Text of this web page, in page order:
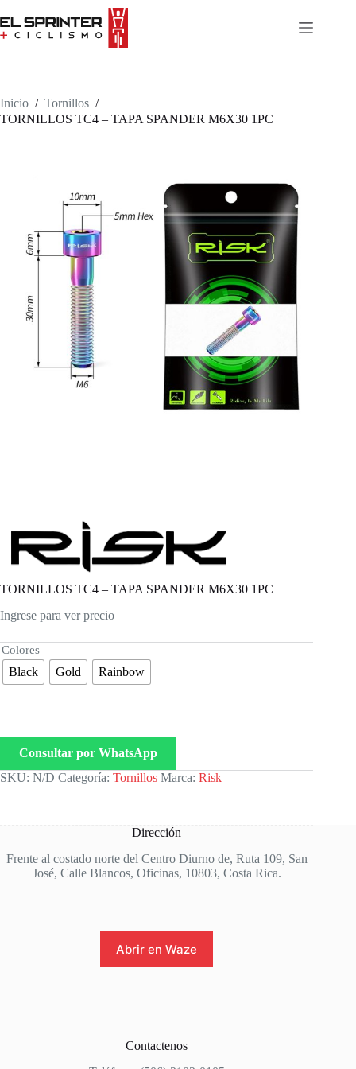
to
content
Inicio / Tornillos /
TORNILLOS TC4 – TAPA SPANDER M6X30 1PC
TORNILLOS TC4 – TAPA SPANDER M6X30 1PC
Ingrese para ver precio
Colores
Black Gold Rainbow
Consultar por WhatsApp
SKU: N/D Categoría: Tornillos Marca: Risk
Dirección
Frente al costado norte del Centro Diurno de, Ruta 109, San
José, Calle Blancos, Oficinas, 10803, Costa Rica.
Abrir en Waze
Contactenos